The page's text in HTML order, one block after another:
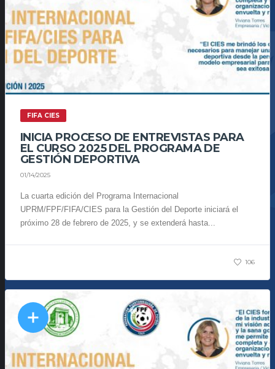
FIFA CIES
INICIA PROCESO DE ENTREVISTAS PARA
EL CURSO 2025 DEL PROGRAMA DE
GESTIÓN DEPORTIVA
01/14/2025
La cuarta edición del Programa Internacional
UPRM/FPF/FIFA/CIES para la Gestión del Deporte iniciará el
próximo 28 de febrero de 2025, y se extenderá hasta...
106